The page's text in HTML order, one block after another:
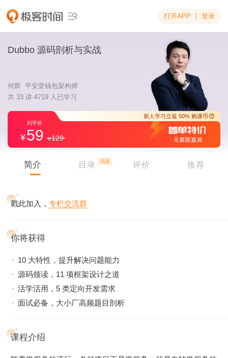
 打开APP 登录
Dubbo 源码剖析与实战
何辉 平安壹钱包架构师
共 33 讲·4719 人已学习
59 129
新人学习立返
简介 目录 试读 评价 推荐
戳此加入， 专栏交流群
你将获得
10 大特性，提升解决问题能力
源码领读，11 项框架设计之道
活学活用，5 类定向开发需求
面试必备，大小厂高频题目剖析
课程介绍